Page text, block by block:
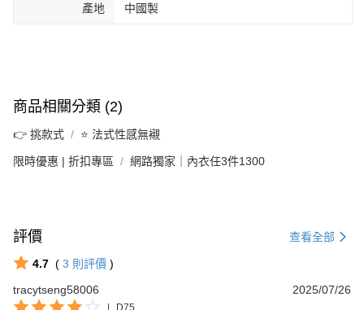
產地 中國製
商品相關分類 (2)
👉 挑款式 ⭐ 法式性感無襯
限時優惠 | 折扣專區 網路獨家｜內衣任3件1300
評價 查看全部
4.7 ( 3 則評價 )
tracytseng58006
2025/07/26
D75